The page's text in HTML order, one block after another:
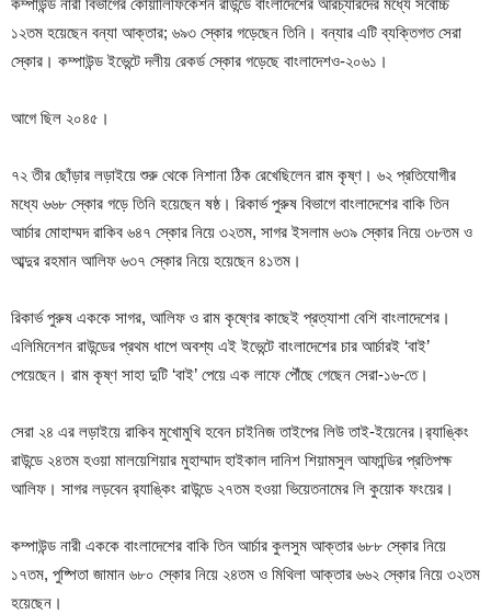
কম্পাউন্ড নারী বিভাগের কোয়ালিফিকেশন রাউন্ডে বাংলাদেশের আরচ্যারদের মধ্যে সর্বোচ্চ
১২তম হয়েছেন বন্যা আক্তার; ৬৯৩ স্কোর গড়েছেন তিনি। বন্যার এটি ব্যক্তিগত সেরা
স্কোর। কম্পাউন্ড ইভেন্টে দলীয় রেকর্ড স্কোর গড়েছে বাংলাদেশও-২০৬১।
আগে ছিল ২০৪৫।
৭২ তীর ছোঁড়ার লড়াইয়ে শুরু থেকে নিশানা ঠিক রেখেছিলেন রাম কৃষ্ণ। ৬২ প্রতিযোগীর
মধ্যে ৬৬৮ স্কোর গড়ে তিনি হয়েছেন ষষ্ঠ। রিকার্ভ পুরুষ বিভাগে বাংলাদেশের বাকি তিন
আর্চার মোহাম্মদ রাকিব ৬৪৭ স্কোর নিয়ে ৩২তম, সাগর ইসলাম ৬৩৯ স্কোর নিয়ে ৩৮তম ও
আব্দুর রহমান আলিফ ৬৩৭ স্কোর নিয়ে হয়েছেন ৪১তম।
রিকার্ভ পুরুষ এককে সাগর, আলিফ ও রাম কৃষ্ণের কাছেই প্রত্যাশা বেশি বাংলাদেশের।
এলিমিনেশন রাউন্ডের প্রথম ধাপে অবশ্য এই ইভেন্টে বাংলাদেশের চার আর্চারই ‘বাই’
পেয়েছেন। রাম কৃষ্ণ সাহা দুটি ‘বাই’ পেয়ে এক লাফে পৌঁছে গেছেন সেরা-১৬-তে।
সেরা ২৪ এর লড়াইয়ে রাকিব মুখোমুখি হবেন চাইনিজ তাইপের লিউ তাই-ইয়েনের।র‌্যাঙ্কিং
রাউন্ডে ২৪তম হওয়া মালয়েশিয়ার মুহাম্মাদ হাইকাল দানিশ শিয়ামসুল আফান্ডির প্রতিপক্ষ
আলিফ। সাগর লড়বেন র‌্যাঙ্কিং রাউন্ডে ২৭তম হওয়া ভিয়েতনামের লি কুয়োক ফংয়ের।
কম্পাউন্ড নারী এককে বাংলাদেশের বাকি তিন আর্চার কুলসুম আক্তার ৬৮৮ স্কোর নিয়ে
১৭তম, পুষ্পিতা জামান ৬৮০ স্কোর নিয়ে ২৪তম ও মিথিলা আক্তার ৬৬২ স্কোর নিয়ে ৩২তম
হয়েছেন।